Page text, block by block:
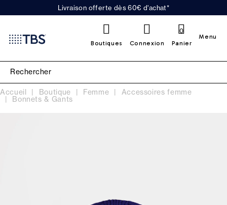
Livraison offerte dès 60€ d'achat*
Boutiques Connexion Panier
0
Menu
Accueil Boutique Femme Accessoires femme
Bonnets & Gants